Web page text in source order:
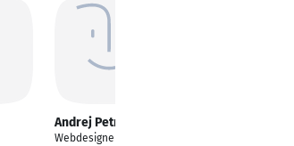
Andrej Petrincik
Webdesigner - UX/UI